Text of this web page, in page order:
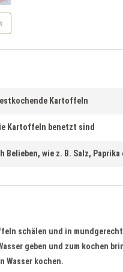
Kartoffeln
Kartoffeln benetzt sind
Belieben, wie z. B. Salz, Paprika
schälen und in
geben und zum kochen
Wasser kochen.